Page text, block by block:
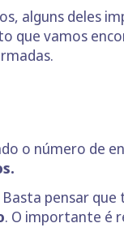
alguns deles
que vamos
o número de
pensar
. O importante é